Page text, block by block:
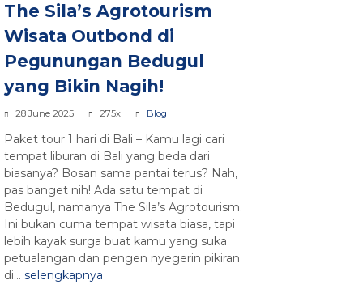
The Sila’s Agrotourism
Wisata Outbond di
Pegunungan Bedugul
yang Bikin Nagih!
28 June 2025 275x Blog
Paket tour 1 hari di Bali – Kamu lagi cari
tempat liburan di Bali yang beda dari
biasanya? Bosan sama pantai terus? Nah,
pas banget nih! Ada satu tempat di
Bedugul, namanya The Sila’s Agrotourism.
Ini bukan cuma tempat wisata biasa, tapi
lebih kayak surga buat kamu yang suka
petualangan dan pengen nyegerin pikiran
di... selengkapnya